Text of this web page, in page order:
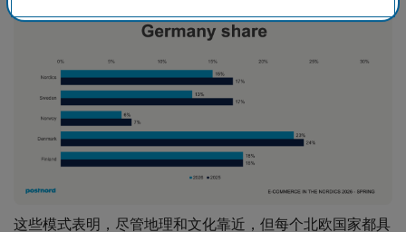
这些模式表明，尽管地理和文化靠近，但每个北欧国家都具